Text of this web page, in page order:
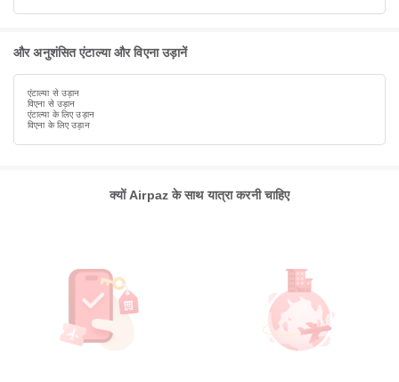
और अनुशंसित एंटाल्या और विएना उड़ानें
एंटाल्या से उड़ान
विएना से उड़ान
एंटाल्या के लिए उड़ान
विएना के लिए उड़ान
क्यों Airpaz के साथ यात्रा करनी चाहिए